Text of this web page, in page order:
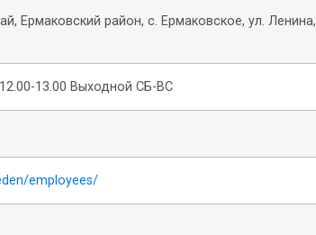
Ермаковский район, с. Ермаковское, ул. Ленина,
13.00 Выходной СБ-ВС
employees/